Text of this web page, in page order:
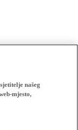
našeg
mjesto,